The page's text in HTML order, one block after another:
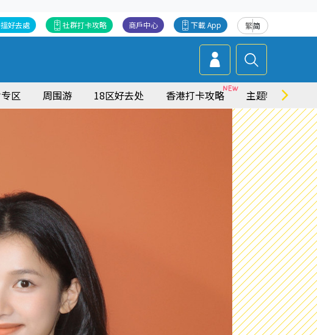
繁简
下載 App
商戶中心
社群打卡攻略
好去處
区 周围游 18区好去处 香港打卡攻略 主题特集